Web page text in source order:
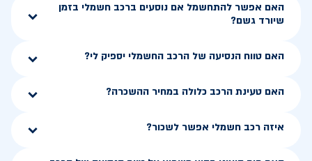
האם אפשר להתחשמל אם נוסעים ברכב חשמלי בזמן
שיורד גשם?
האם טווח הנסיעה של הרכב החשמלי יספיק לי?
האם טעינת הרכב כלולה במחיר ההשכרה?
איזה רכב חשמלי אפשר לשכור?